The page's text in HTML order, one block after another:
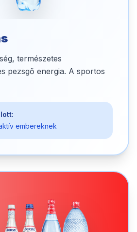
természetes
pezsgő energia. A sportos
embereknek